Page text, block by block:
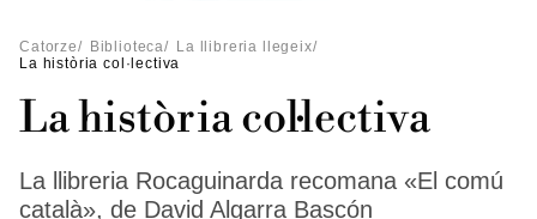
Catorze/ Biblioteca/ La llibreria llegeix/
La història col·lectiva
La història col·lectiva
La llibreria Rocaguinarda recomana «El comú
català», de David Algarra Bascón